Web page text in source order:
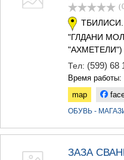
ТБИЛИСИ.
"ГЛДАНИ
"АХМЕТЕЛИ")
Тел: (599) 68
Время работы:
map
ОБУВЬ -
ЗАЗА